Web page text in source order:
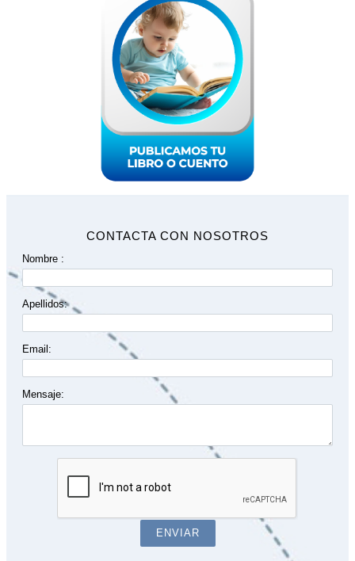
CONTACTA CON NOSOTROS
Nombre :
Apellidos:
Email:
Mensaje:
ENVIAR